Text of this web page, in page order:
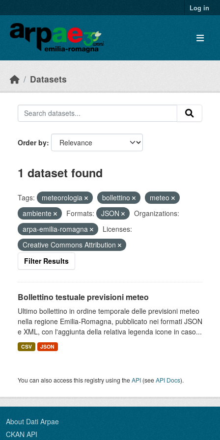
Log in
Datasets
Order by
1 dataset found
Tags: meteorologia bollettino
meteo
ambiente
Formats: JSON
Organizations:
arpa-emilia-romagna
Licenses:
Creative Commons Attribution
Filter Results
Bollettino testuale previsioni meteo
Ultimo bollettino in ordine temporale delle previsioni meteo
nella regione Emilia-Romagna, pubblicato nei formati JSON
e XML, con l'aggiunta della relativa legenda icone in caso...
CSV JSON
You can also access this registry using theAPI (seeAPI Docs).
About Dati Arpae
CKAN API